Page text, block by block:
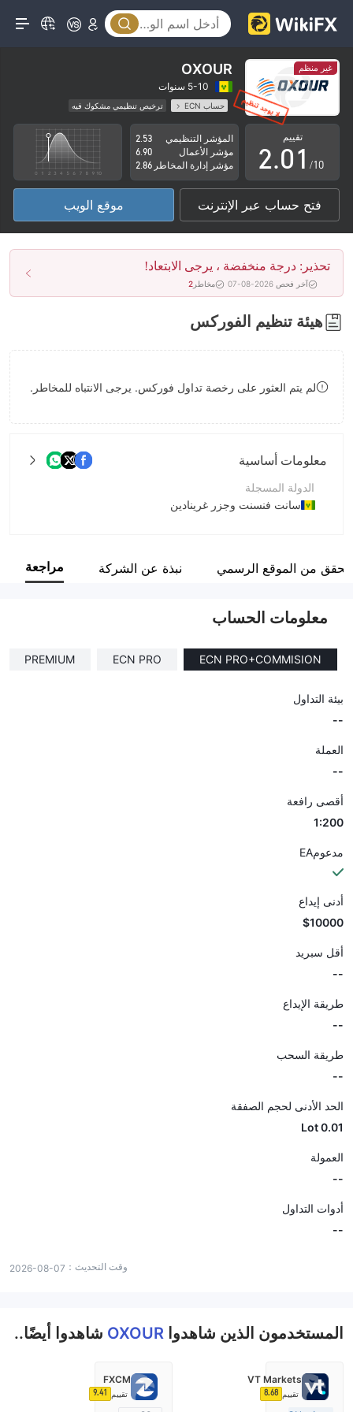
غير منظم OXOUR
5-10 سنوات
حساب ECN
ترخيص تنظيمي مشكوك فيه
منطقة تشغيل مشبوهة
مخاطر عالية
تقييم
0
1
2
3
4
5
6
7
8
9
.0
1
2
3
4
5
6
7
0
1
2
3
4
5
6
7
8
/10
المؤشر التنظيمي
2.53
مؤشر الأعمال
6.90
مؤشر إدارة المخاطر 2.86
فتح حساب عبر الإنترنت موقع الويب
تحذير: درجة منخفضة ، يرجى الابتعاد!
آخر فحص 2026-08-07 مخاطر 2
هيئة تنظيم الفوركس
لم يتم العثور على رخصة تداول فوركس. يرجى الانتباه للمخاطر.
معلومات أساسية
الدولة المسجلة
سانت فنسنت وجزر غرينادين
اسم الشركة
من الموقع الرسمي نبذة عن الشركة مراجعة
معلومات الحساب
ECN PRO+COMMISION
ECN PRO
PREMIUM
بيئة التداول
--
العملة
--
أقصى رافعة
1:200
مدعومEA
أدنى إيداع
$10000
أقل سبريد
--
طريقة الإيداع
--
طريقة السحب
--
الحد الأدنى لحجم الصفقة
0.01 Lot
العمولة
--
أدوات التداول
--
وقت التحديث： 2026-08-07
المستخدمون الذين شاهدوا OXOUR شاهدوا أيضًا..
VT Markets
تقييم 8.68
FXCM
تقييم 9.41